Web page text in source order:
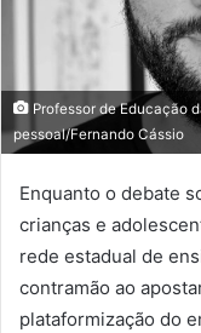
Professor de Educação
pessoal/Fernando Cássio
Enquanto o debate
crianças e
rede estadual de
contramão ao
plataformização do